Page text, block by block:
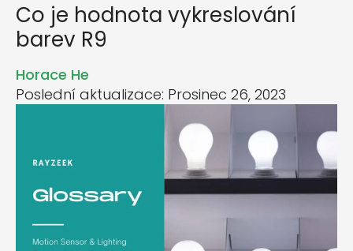
Co je hodnota vykreslování
barev R9
Horace He
Poslední aktualizace: Prosinec 26, 2023